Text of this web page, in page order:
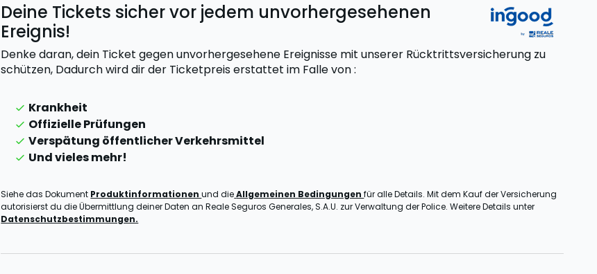
Deine Tickets sicher vor jedem unvorhergesehenen
Ereignis!
Denke daran, dein Ticket gegen unvorhergesehene Ereignisse mit unserer Rücktrittsversicherung zu
schützen, Dadurch wird dir der Ticketpreis erstattetim Falle von:
Krankheit
Offizielle Prüfungen
Verspätung öffentlicher Verkehrsmittel
Und vieles mehr!
Siehe das Dokument Produktinformationenund dieAllgemeinen Bedingungenfür alle Details. Mit dem Kauf der Versicherung
autorisierst du die Übermittlung deiner Daten an Reale Seguros Generales, S.A.U. zur Verwaltung der Police. Weitere Details unter
Datenschutzbestimmungen.